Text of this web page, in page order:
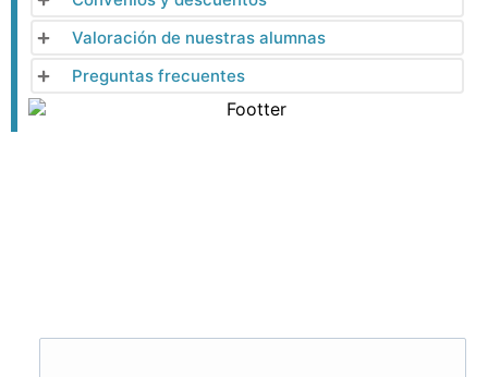
Valoración de nuestras alumnas
Preguntas frecuentes